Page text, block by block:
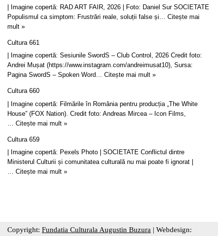
| Imagine copertă: RAD ART FAIR, 2026 | Foto: Daniel Sur SOCIETATE
Populismul ca simptom: Frustrări reale, soluții false și… Citește mai
mult »
Cultura 661
| Imagine copertă: Sesiunile SwordS – Club Control, 2026 Credit foto:
Andrei Mușat (https://www.instagram.com/andreimusat10), Sursa:
Pagina SwordS – Spoken Word… Citește mai mult »
Cultura 660
| Imagine copertă: Filmările în România pentru producția „The White
House” (FOX Nation). Credit foto: Andreas Mircea – Icon Films,
Citește mai mult »
Cultura 659
| Imagine copertă: Pexels Photo | SOCIETATE Conflictul dintre
Ministerul Culturii și comunitatea culturală nu mai poate fi ignorat |
… Citește mai mult »
Copyright: Fundatia Culturala Augustin Buzura | Webdesign: